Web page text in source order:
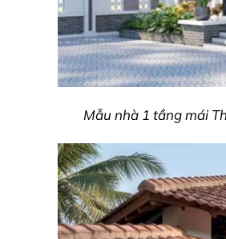
Mẫu nhà 1 tầng mái